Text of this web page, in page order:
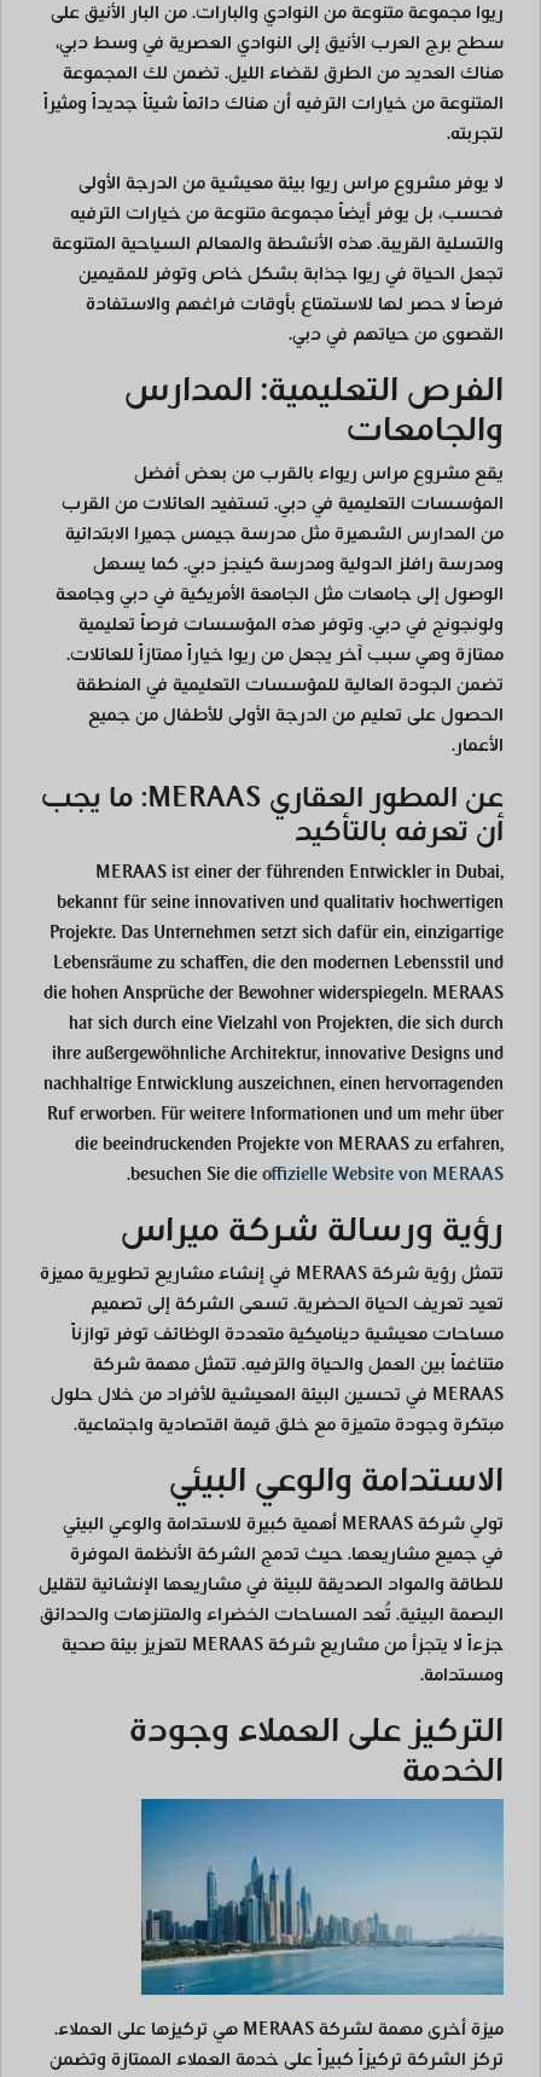
ريوا مجموعة متنوعة من النوادي والبارات. من البار الأنيق على
سطح برج العرب الأنيق إلى النوادي العصرية في وسط دبي،
هناك العديد من الطرق لقضاء الليل. تضمن لك المجموعة
المتنوعة من خيارات الترفيه أن هناك دائماً شيئاً جديداً ومثيراً
لتجربته.
لا يوفر مشروع مراس ريوا بيئة معيشية من الدرجة الأولى
فحسب، بل يوفر أيضاً مجموعة متنوعة من خيارات الترفيه
والتسلية القريبة. هذه الأنشطة والمعالم السياحية المتنوعة
تجعل الحياة في ريوا جذابة بشكل خاص وتوفر للمقيمين
فرصاً لا حصر لها للاستمتاع بأوقات فراغهم والاستفادة
القصوى من حياتهم في دبي.
الفرص التعليمية: المدارس
والجامعات
يقع مشروع مراس ريواء بالقرب من بعض أفضل
المؤسسات التعليمية في دبي. تستفيد العائلات من القرب
من المدارس الشهيرة مثل مدرسة جيمس جميرا الابتدائية
ومدرسة رافلز الدولية ومدرسة كينجز دبي. كما يسهل
الوصول إلى جامعات مثل الجامعة الأمريكية في دبي وجامعة
ولونجونج في دبي. وتوفر هذه المؤسسات فرصاً تعليمية
ممتازة وهي سبب آخر يجعل من ريوا خياراً ممتازاً للعائلات.
تضمن الجودة العالية للمؤسسات التعليمية في المنطقة
الحصول على تعليم من الدرجة الأولى للأطفال من جميع
الأعمار.
عن المطور العقاري MERAAS: ما يجب
أن تعرفه بالتأكيد
MERAAS ist einer der führenden Entwickler in Dubai,
bekannt für seine innovativen und qualitativ hochwertigen
Projekte. Das Unternehmen setzt sich dafür ein, einzigartige
Lebensräume zu schaffen, die den modernen Lebensstil und
die hohen Ansprüche der Bewohner widerspiegeln. MERAAS
hat sich durch eine Vielzahl von Projekten, die sich durch
ihre außergewöhnliche Architektur, innovative Designs und
nachhaltige Entwicklung auszeichnen, einen hervorragenden
Ruf erworben. Für weitere Informationen und um mehr über
die beeindruckenden Projekte von MERAAS zu erfahren,
besuchen Sie die offizielle Website von MERAAS
.
رؤية ورسالة شركة ميراس
تتمثل رؤية شركة MERAAS في إنشاء مشاريع تطويرية مميزة
تعيد تعريف الحياة الحضرية. تسعى الشركة إلى تصميم
مساحات معيشية ديناميكية متعددة الوظائف توفر توازناً
متناغماً بين العمل والحياة والترفيه. تتمثل مهمة شركة
MERAAS في تحسين البيئة المعيشية للأفراد من خلال حلول
مبتكرة وجودة متميزة مع خلق قيمة اقتصادية واجتماعية.
الاستدامة والوعي البيئي
تولي شركة MERAAS أهمية كبيرة للاستدامة والوعي البيئي
في جميع مشاريعها. حيث تدمج الشركة الأنظمة الموفرة
للطاقة والمواد الصديقة للبيئة في مشاريعها الإنشائية لتقليل
البصمة البيئية. تُعد المساحات الخضراء والمتنزهات والحدائق
جزءاً لا يتجزأ من مشاريع شركة MERAAS لتعزيز بيئة صحية
ومستدامة.
التركيز على العملاء وجودة
الخدمة
ميزة أخرى مهمة لشركة MERAAS هي تركيزها على العملاء.
تركز الشركة تركيزاً كبيراً على خدمة العملاء الممتازة وتضمن